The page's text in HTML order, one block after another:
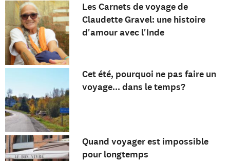
Les Carnets de voyage de
Claudette Gravel: une histoire
d'amour avec l'Inde
Cet été, pourquoi ne pas faire un
voyage... dans le temps?
Quand voyager est impossible
pour longtemps